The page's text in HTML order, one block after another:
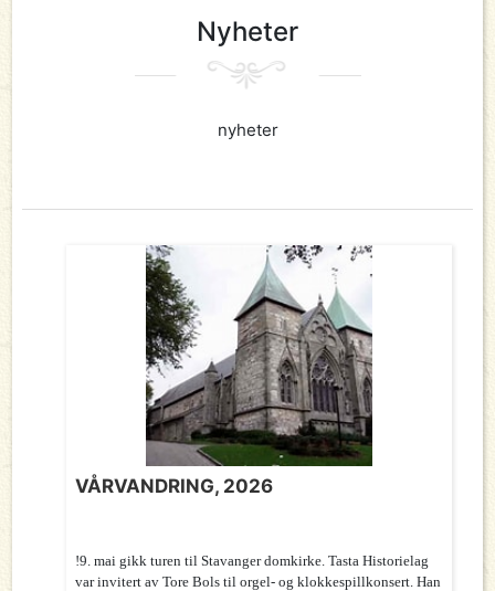
Nyheter
nyheter
VÅRVANDRING, 2026
!9. mai gikk turen til Stavanger domkirke. Tasta Historielag
var invitert av Tore Bols til orgel- og klokkespillkonsert. Han